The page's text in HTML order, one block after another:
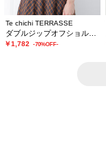
Te chichi TERRASSE
￥1,782 -70%OFF-